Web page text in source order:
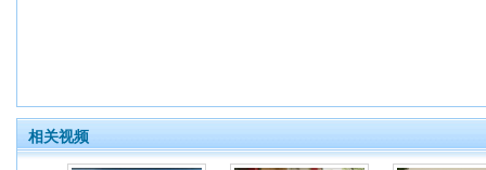
相关视频